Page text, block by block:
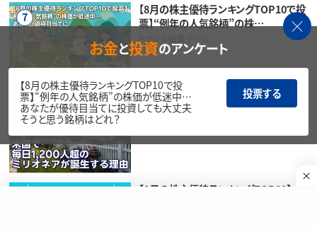
7
【8月の株主優待ランキングTOP10で投
票】“例年の人気銘柄”の株…
トウシル編集チーム
8
11人に1人は「資産1億6,000万円」超
え！？…米国で「百万ドル…
【8月の株主優待ランキングTOP10】イ
お金と投資のアンケート
【8月の株主優待ランキングTOP10で投
票】“例年の人気銘柄”の株価が低迷中…
あなたが優待目当てに投資しても大丈夫
そうと思う銘柄はどれ？
投票する